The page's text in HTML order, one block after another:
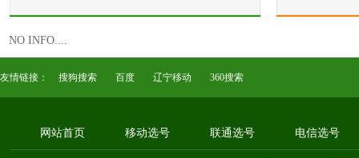
NO INFO....
友情链接： 搜狗搜索 百度 辽宁移动 360搜索
网站首页 移动选号 联通选号 电信选号